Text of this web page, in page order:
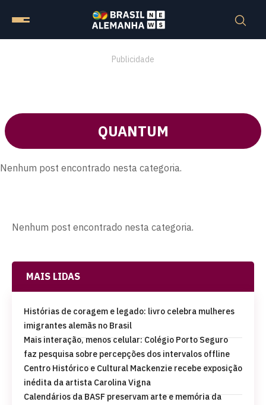
Publicidade
QUANTUM
Nenhum post encontrado nesta categoria.
Nenhum post encontrado nesta categoria.
MAIS LIDAS
Histórias de coragem e legado: livro celebra mulheres
imigrantes alemãs no Brasil
Mais interação, menos celular: Colégio Porto Seguro
faz pesquisa sobre percepções dos intervalos offline
Centro Histórico e Cultural Mackenzie recebe exposição
inédita da artista Carolina Vigna
Calendários da BASF preservam arte e memória da